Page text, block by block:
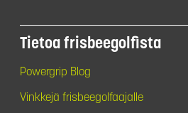
Tietoa frisbeegolfista
Powergrip Blog
Vinkkejä frisbeegolfaajalle